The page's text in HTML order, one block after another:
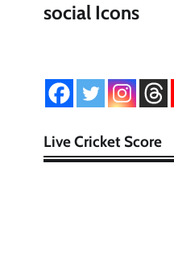
social Icons
Live Cricket Score